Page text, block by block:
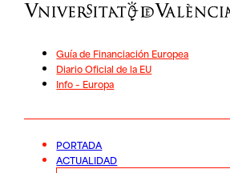
Guía de Financiación Europea
Diario Oficial de la EU
Info – Europa
PORTADA
ACTUALIDAD